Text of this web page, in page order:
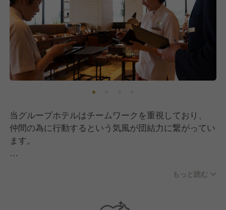
当グループホテルはチームワークを重視しており、
仲間の為に行動するという気風が団結力に繋がってい
ます。
動に移す事を大切にしています。
もっと読む